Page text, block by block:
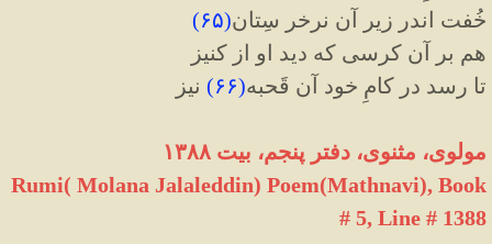
خُفت اندر زیر آن نرخر سِتان(۶۵)
هم بر آن کرسی که دید او از کنیز
تا رسد در کامِ خود آن قَحبه(۶۶) نیز
مولوی، مثنوی، دفتر پنجم، بیت ۱۳۸۸
Rumi( Molana Jalaleddin) Poem(Mathnavi), Book
# 5, Line # 1388